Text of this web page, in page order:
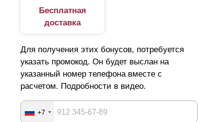
Бесплатная
доставка
Для получения этих бонусов, потребуется
указать промокод. Он будет выслан на
указанный номер телефона вместе с
расчетом. Подробности в видео.
+7